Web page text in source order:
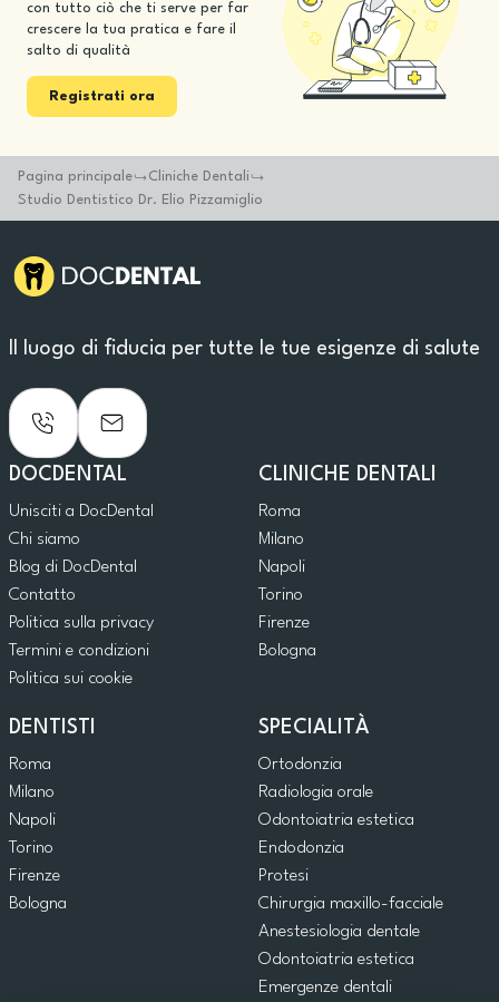
con tutto ciò che ti serve per far
crescere la tua pratica e fare il
salto di qualità
Registrati ora
Pagina principale
Cliniche Dentali
Studio Dentistico Dr. Elio Pizzamiglio
Il luogo di fiducia per tutte le tue esigenze di salute
DOCDENTAL
Unisciti a DocDental
Chi siamo
Blog di DocDental
Contatto
Politica sulla privacy
Termini e condizioni
Politica sui cookie
CLINICHE DENTALI
Roma
Milano
Napoli
Torino
Firenze
Bologna
DENTISTI
Roma
Milano
Napoli
Torino
Firenze
Bologna
SPECIALITÀ
Ortodonzia
Radiologia orale
Odontoiatria estetica
Endodonzia
Protesi
Chirurgia maxillo-facciale
Anestesiologia dentale
Odontoiatria estetica
Emergenze dentali